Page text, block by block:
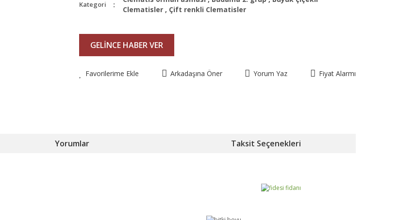
Kategori
Clematisler , Çift renkli Clematisler
GELİNCE HABER VER
Favorilerime Ekle Arkadaşına Öner Yorum Yaz Fiyat Alarmı
Yorumlar Taksit Seçenekleri